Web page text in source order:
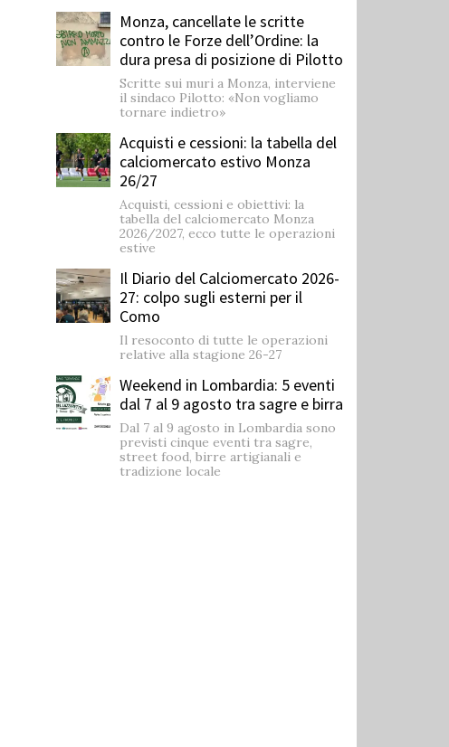
Monza, cancellate le scritte
contro le Forze dell’Ordine: la
dura presa di posizione di Pilotto
Scritte sui muri a Monza, interviene
il sindaco Pilotto: «Non vogliamo
tornare indietro»
Acquisti e cessioni: la tabella del
calciomercato estivo Monza
26/27
Acquisti, cessioni e obiettivi: la
tabella del calciomercato Monza
2026/2027, ecco tutte le operazioni
estive
Il Diario del Calciomercato 2026-
27: colpo sugli esterni per il
Como
Il resoconto di tutte le operazioni
relative alla stagione 26-27
Weekend in Lombardia: 5 eventi
dal 7 al 9 agosto tra sagre e birra
Dal 7 al 9 agosto in Lombardia sono
previsti cinque eventi tra sagre,
street food, birre artigianali e
tradizione locale